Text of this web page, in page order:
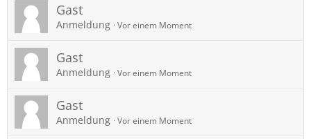
Gast
Anmeldung Vor einem Moment
Gast
Anmeldung Vor einem Moment
Gast
Anmeldung Vor einem Moment